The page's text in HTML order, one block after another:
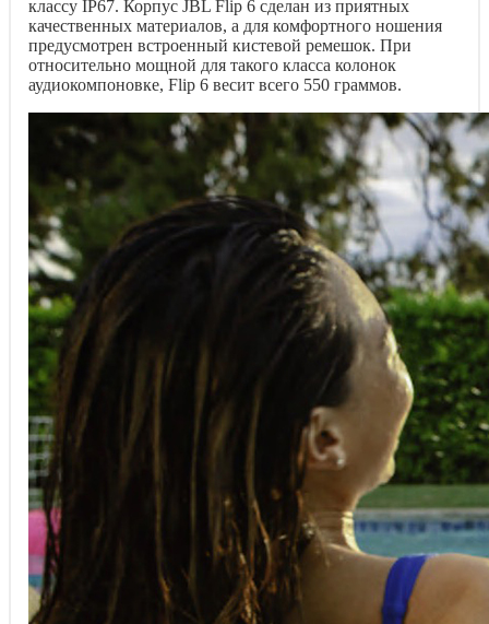
классу IP67. Корпус JBL Flip 6 сделан из приятных
качественных материалов, а для комфортного ношения
предусмотрен встроенный кистевой ремешок. При
относительно мощной для такого класса колонок
аудиокомпоновке, Flip 6 весит всего 550 граммов.